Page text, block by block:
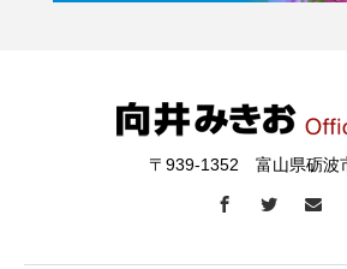
〒939-1352 富山県砺波